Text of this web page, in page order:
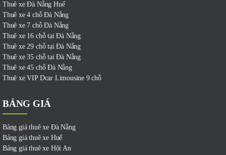
Thuê xe Đà Nẵng Huế
Thuê xe 4 chỗ Đà Nẵng
Thuê xe 7 chỗ Đà Nẵng
Thuê xe 16 chỗ tại Đà Nẵng
Thuê xe 29 chỗ tại Đà Nẵng
Thuê xe 35 chỗ tại Đà Nẵng
Thuê xe 45 chỗ Đà Nẵng
Thuê xe VIP Dcar Limousine 9 chỗ
BẢNG GIÁ
Bảng giá thuê xe Đà Nẵng
Bảng giá thuê xe Huế
Bảng giá thuê xe Hội An